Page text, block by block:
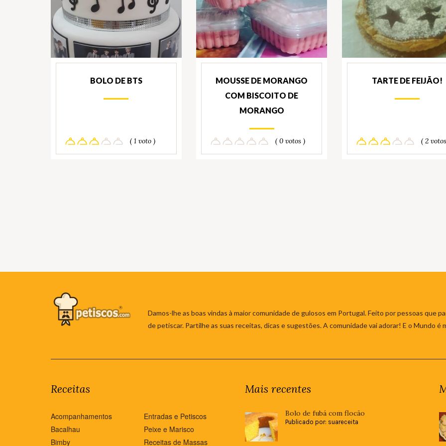
BOLO DE BTS
( 1 voto )
MOUSSE DE MORANGO
COM BISCOITO DE
MORANGO
( 0 votos )
TARTE DE FEIJÃO!
( 2
Damos-lhe as boas vindas à maior comunidade de gulosos em Portugal. Feito por pessoas que
de petiscar. Partilhe as suas receitas, dicas e sugestões. A comunidade vai adorar! E o Mundo é
Receitas
Acompanhamentos
Bacalhau
Bimby
Entradas e Petiscos
Peixe e Marisco
Receitas de Massas
Mais recentes
Bolo de fubá com flocão
Publicado por: suareceita